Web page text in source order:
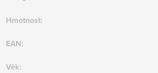
Hmotnost:
EAN:
Věk: